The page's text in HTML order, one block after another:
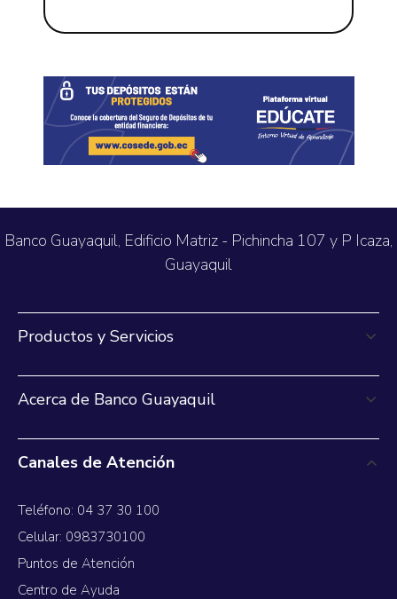
Banco Guayaquil, Edificio Matriz - Pichincha 107 y P Icaza,
Guayaquil
Productos y Servicios
Acerca de Banco Guayaquil
Canales de Atención
Teléfono: 04 37 30 100
Celular: 0983730100
Puntos de Atención
Centro de Ayuda